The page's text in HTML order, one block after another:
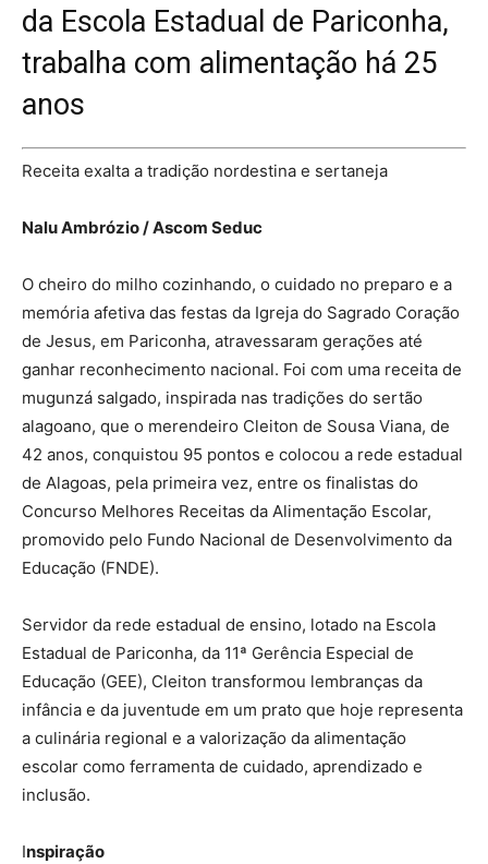
da Escola Estadual de Pariconha,
trabalha com alimentação há 25
anos
Receita exalta a tradição nordestina e sertaneja
Nalu Ambrózio / Ascom Seduc
O cheiro do milho cozinhando, o cuidado no preparo e a
memória afetiva das festas da Igreja do Sagrado Coração
de Jesus, em Pariconha, atravessaram gerações até
ganhar reconhecimento nacional. Foi com uma receita de
mugunzá salgado, inspirada nas tradições do sertão
alagoano, que o merendeiro Cleiton de Sousa Viana, de
42 anos, conquistou 95 pontos e colocou a rede estadual
de Alagoas, pela primeira vez, entre os finalistas do
Concurso Melhores Receitas da Alimentação Escolar,
promovido pelo Fundo Nacional de Desenvolvimento da
Educação (FNDE).
Servidor da rede estadual de ensino, lotado na Escola
Estadual de Pariconha, da 11ª Gerência Especial de
Educação (GEE), Cleiton transformou lembranças da
infância e da juventude em um prato que hoje representa
a culinária regional e a valorização da alimentação
escolar como ferramenta de cuidado, aprendizado e
inclusão.
Inspiração